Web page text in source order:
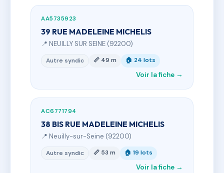
AA5735923
39 RUE MADELEINE MICHELIS
📍 NEUILLY SUR SEINE (92200)
Autre syndic 📏 49 m 🏠 24 lots
Voir la fiche →
AC6771794
38 BIS RUE MADELEINE MICHELIS
📍 Neuilly-sur-Seine (92200)
Autre syndic 📏 53 m 🏠 19 lots
Voir la fiche →